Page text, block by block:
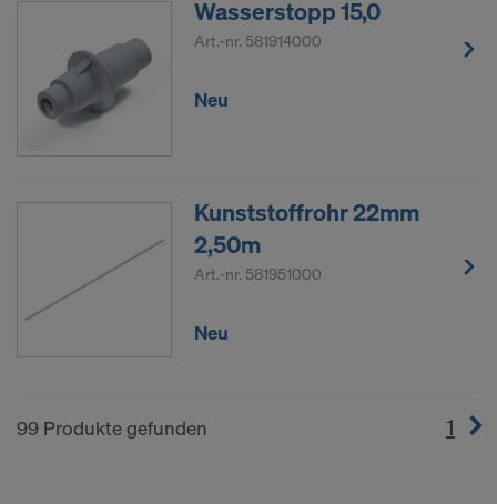
Wasserstopp 15,0
Art.-nr. 581914000
Neu
Kunststoffrohr 22mm
2,50m
Art.-nr. 581951000
Neu
99 Produkte gefunden 1